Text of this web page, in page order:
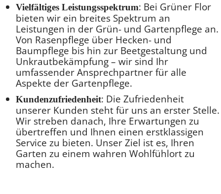
Vielfältiges Leistungsspektrum: Bei Grüner Flor
bieten wir ein breites Spektrum an
Leistungen in der Grün- und Gartenpflege an.
Von Rasenpflege über Hecken- und
Baumpflege bis hin zur Beetgestaltung und
Unkrautbekämpfung – wir sind Ihr
umfassender Ansprechpartner für alle
Aspekte der Gartenpflege.
Kundenzufriedenheit: Die Zufriedenheit
unserer Kunden steht für uns an erster Stelle.
Wir streben danach, Ihre Erwartungen zu
übertreffen und Ihnen einen erstklassigen
Service zu bieten. Unser Ziel ist es, Ihren
Garten zu einem wahren Wohlfühlort zu
machen.